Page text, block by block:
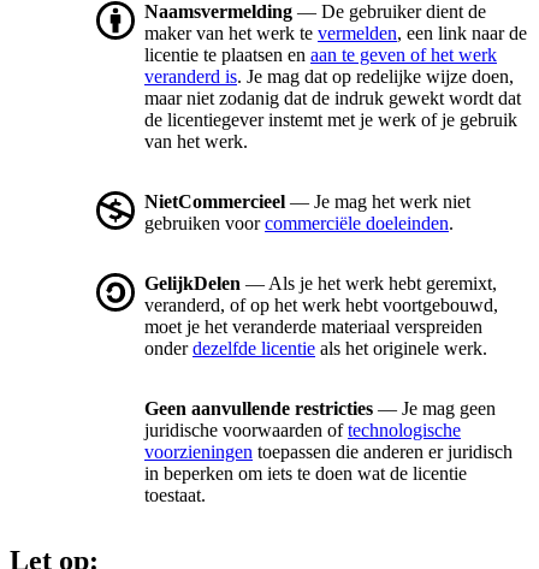
Naamsvermelding — De gebruiker dient de
maker van het werk te vermelden, een link naar de
licentie te plaatsen en aan te geven of het werk
veranderd is. Je mag dat op redelijke wijze doen,
maar niet zodanig dat de indruk gewekt wordt dat
de licentiegever instemt met je werk of je gebruik
van het werk.
NietCommercieel — Je mag het werk niet
gebruiken voorcommerciële doeleinden.
GelijkDelen — Als je het werk hebt geremixt,
veranderd, of op het werk hebt voortgebouwd,
moet je het veranderde materiaal verspreiden
onderdezelfde licentie als het originele werk.
Geen aanvullende restricties — Je mag geen
juridische voorwaarden oftechnologische
voorzieningen toepassen die anderen er juridisch
in beperken om iets te doen wat de licentie
toestaat.
Let op: